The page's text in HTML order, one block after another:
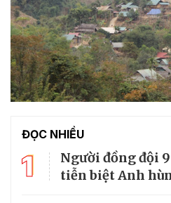
ĐỌC NHIỀU
1
Người đồng đội
tiễn biệt Anh